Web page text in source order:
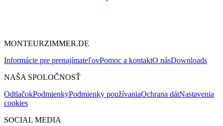
MONTEURZIMMER.DE
Informácie pre prenajímateľovPomoc a kontaktO násDownloads
NAŠA SPOLOČNOSŤ
OdtlačokPodmienkyPodmienky používaniaOchrana dátNastavenia
cookies
SOCIAL MEDIA